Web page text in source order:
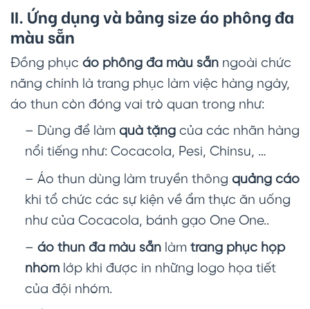
II. Ứng dụng và bảng sizeáo phông đa
màu sẵn
Đồng phục áo phông đa màu sẵn ngoài chức
năng chính là trang phục làm việc hàng ngày,
áo thun còn đóng vai trò quan trong như:
– Dùng để làm quà tặngcủa các nhãn hàng
nổi tiếng như: Cocacola, Pesi, Chinsu, …
– Áo thun dùng làm truyền thông quảng cáo
khi tổ chức các sự kiện về ẩm thực ăn uống
như của Cocacola, bánh gạo One One..
– áo thun đa màu sẵnlàm trang phục họp
nhómlớp khi được in những logo họa tiết
của đội nhóm.